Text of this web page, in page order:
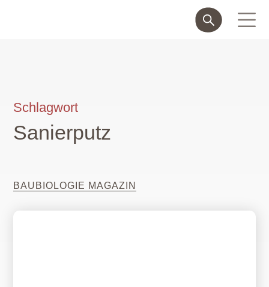
Schlagwort
Sanierputz
BAUBIOLOGIE MAGAZIN